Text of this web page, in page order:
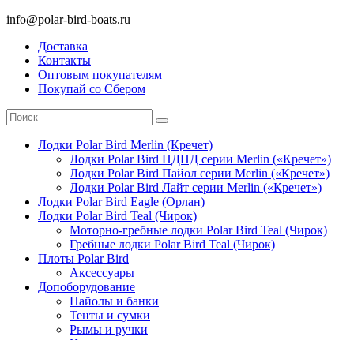
info@polar-bird-boats.ru
Доставка
Контакты
Оптовым покупателям
Покупай со Сбером
Лодки Polar Bird Merlin (Кречет)
Лодки Polar Bird НДНД серии Merlin («Кречет»)
Лодки Polar Bird Пайол серии Merlin («Кречет»)
Лодки Polar Bird Лайт серии Merlin («Кречет»)
Лодки Polar Bird Eagle (Орлан)
Лодки Polar Bird Teal (Чирок)
Моторно-гребные лодки Polar Bird Teal (Чирок)
Гребные лодки Polar Bird Teal (Чирок)
Плоты Polar Bird
Аксессуары
Допоборудование
Пайолы и банки
Тенты и сумки
Рымы и ручки